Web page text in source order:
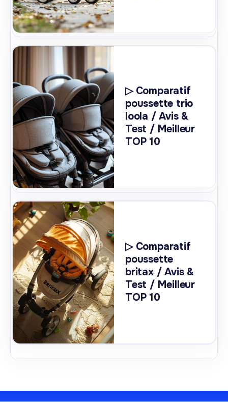
▷ Comparatif
poussette trio
loola / Avis &
Test / Meilleur
TOP 10
▷ Comparatif
poussette
britax / Avis &
Test / Meilleur
TOP 10